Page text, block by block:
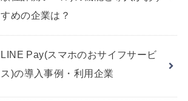
すめの企業は？
LINE Pay(スマホのおサイフサービ
ス)の導入事例・利用企業